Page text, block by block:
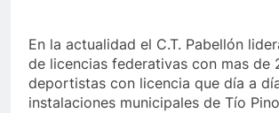
En la actualidad el C.T. Pabellón
de licencias federativas con mas de
deportistas con licencia que día a
instalaciones municipales de Tío